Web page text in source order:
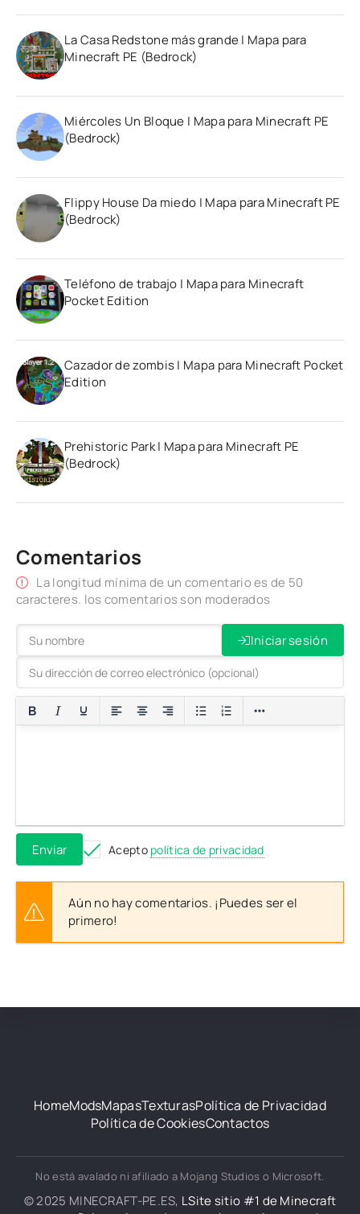
La Casa Redstone más grande | Mapa para
Minecraft PE (Bedrock)
Miércoles Un Bloque | Mapa para Minecraft PE
(Bedrock)
Flippy House Da miedo | Mapa para Minecraft PE
(Bedrock)
Teléfono de trabajo | Mapa para Minecraft
Pocket Edition
Cazador de zombis | Mapa para Minecraft Pocket
Edition
Prehistoric Park | Mapa para Minecraft PE
(Bedrock)
Comentarios
La longitud mínima de un comentario es de 50
caracteres. los comentarios son moderados
Iniciar sesión
Enviar Acepto política de privacidad
Aún no hay comentarios. ¡Puedes ser el
primero!
HomeModsMapasTexturasPolítica de Privacidad
Política de CookiesContactos
No está avalado ni afiliado a Mojang Studios o Microsoft.
© 2025 MINECRAFT-PE.ES, LSite sitio #1 de Minecraft